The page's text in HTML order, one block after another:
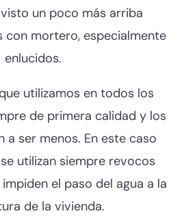
un poco más arriba
con mortero, especialmente
enlucidos.
utilizamos en todos los
de primera calidad y los
a ser menos. En este caso
utilizan siempre revocos
el paso del agua a la
de la vivienda.